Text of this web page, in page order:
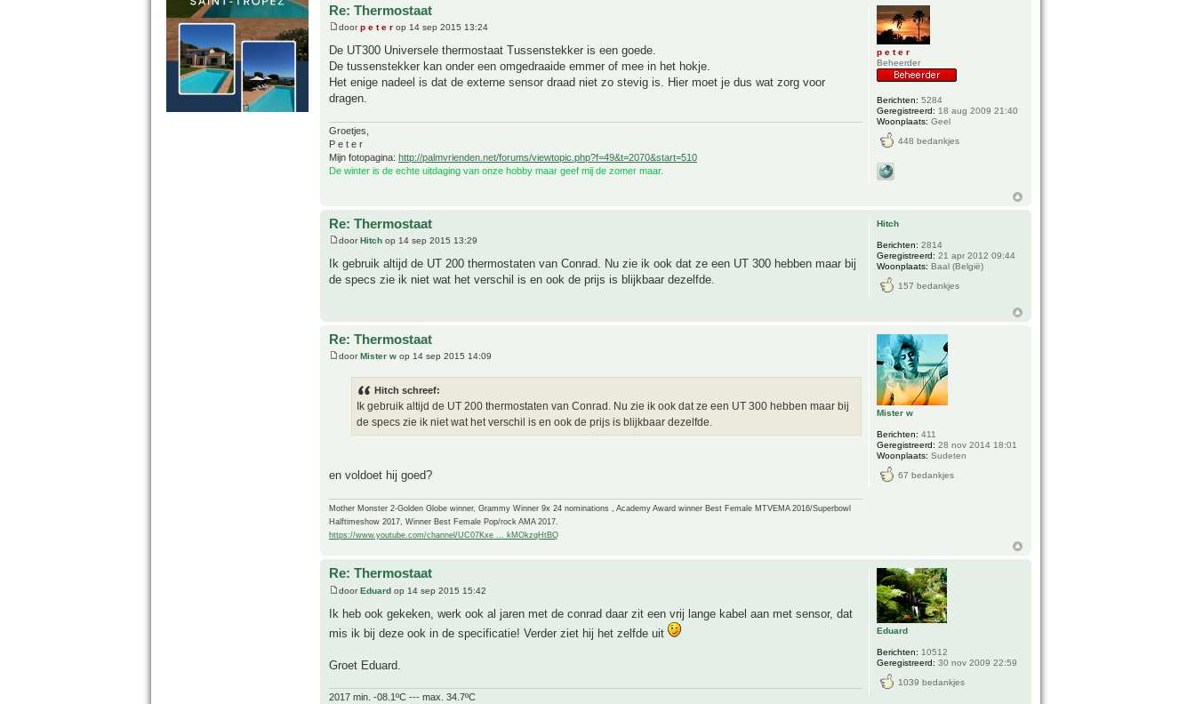
Re: Thermostaat
doorp e t e r op 14 sep 2015 13:24
De UT300 Universele thermostaat Tussenstekker is een goede.
De tussenstekker kan onder een omgedraaide emmer of mee in het hokje.
Het enige nadeel is dat de externe sensor draad niet zo stevig is. Hier moet je dus wat zorg voor
dragen.
Groetjes,
P e t e r
Mijn fotopagina: http://palmvrienden.net/forums/viewtopic.php?f=49&t=2070&start=510
De winter is de echte uitdaging van onze hobby maar geef mij de zomer maar.
p e t e r
Beheerder
Berichten: 5284
Geregistreerd: 18 aug 2009 21:40
Woonplaats: Geel
448 bedankjes
Re: Thermostaat
doorHitch op 14 sep 2015 13:29
Ik gebruik altijd de UT 200 thermostaten van Conrad. Nu zie ik ook dat ze een UT 300 hebben maar bij
de specs zie ik niet wat het verschil is en ook de prijs is blijkbaar dezelfde.
Hitch
Berichten: 2814
Geregistreerd: 21 apr 2012 09:44
Woonplaats: Baal (België)
157 bedankjes
Re: Thermostaat
doorMister w op 14 sep 2015 14:09
Hitch schreef:
Ik gebruik altijd de UT 200 thermostaten van Conrad. Nu zie ik ook dat ze een UT 300 hebben maar bij
de specs zie ik niet wat het verschil is en ook de prijs is blijkbaar dezelfde.
en voldoet hij goed?
Mother Monster 2-Golden Globe winner, Grammy Winner 9x 24 nominations , Academy Award winner Best Female MTVEMA 2016/Superbowl
Halftimeshow 2017, Winner Best Female Pop/rock AMA 2017.
https://www.youtube.com/channel/UC07Kxe ... kMOkzqHtBQ
Mister w
Berichten: 411
Geregistreerd: 28 nov 2014 18:01
Woonplaats: Sudeten
67 bedankjes
Re: Thermostaat
doorEduard op 14 sep 2015 15:42
Ik heb ook gekeken, werk ook al jaren met de conrad daar zit een vrij lange kabel aan met sensor, dat
mis ik bij deze ook in de specificatie! Verder ziet hij het zelfde uit
Groet Eduard.
2017 min. -08.1ºC --- max. 34.7ºC
Eduard
Berichten: 10512
Geregistreerd: 30 nov 2009 22:59
1039 bedankjes